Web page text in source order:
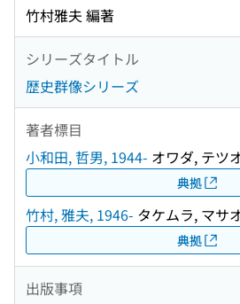
竹村雅夫 編著
シリーズタイトル
歴史群像シリーズ
著者標目
小和田, 哲男, 1944- オワダ, テツ
典拠
竹村, 雅夫, 1946- タケムラ, マサ
典拠
出版事項